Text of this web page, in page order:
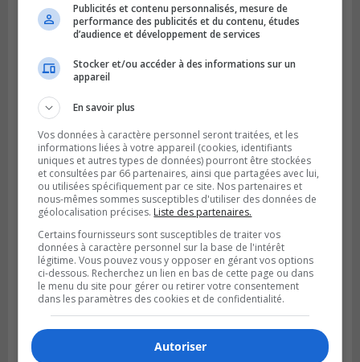
BROSSARD
Publié le 6 août 2026 à 16h00
La piste cyclable de Brossard au pont S.-De
Champlain est ouverte
Publicités et contenu personnalisés, mesure de
performance des publicités et du contenu, études
d’audience et développement de services
Stocker et/ou accéder à des informations sur un
appareil
En savoir plus
Vos données à caractère personnel seront traitées, et les
informations liées à votre appareil (cookies, identifiants
uniques et autres types de données) pourront être stockées
et consultées par 66 partenaires, ainsi que partagées avec lui,
ou utilisées spécifiquement par ce site. Nos partenaires et
nous-mêmes sommes susceptibles d'utiliser des données de
géolocalisation précises. Liste des partenaires.
Certains fournisseurs sont susceptibles de traiter vos
données à caractère personnel sur la base de l'intérêt
légitime. Vous pouvez vous y opposer en gérant vos options
ci-dessous. Recherchez un lien en bas de cette page ou dans
le menu du site pour gérer ou retirer votre consentement
dans les paramètres des cookies et de confidentialité.
Autoriser